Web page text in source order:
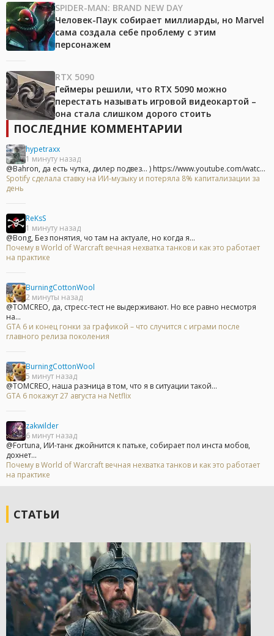
SPIDER-MAN: BRAND NEW DAY
Человек-Паук собирает миллиарды, но Marvel
сама создала себе проблему с этим
персонажем
RTX 5090
Геймеры решили, что RTX 5090 можно
перестать называть игровой видеокартой –
она стала слишком дорого стоить
ПОСЛЕДНИЕ КОММЕНТАРИИ
hypetraxx
1 минуту назад
@Bahron, да есть чутка, дилер подвез... ) https://www.youtube.com/watc...
Spotify сделала ставку на ИИ-музыку и потеряла 8% капитализации за
день
ReKsS
1 минуту назад
@Bong, Без понятия, чо там на актуале, но когда я...
Почему в World of Warcraft вечная нехватка танков и как это работает
на практике
BurningCottonWool
2 минуты назад
@TOMCREO, да, стресс-тест не выдерживают. Но все равно несмотря
на...
GTA 6 и конец гонки за графикой – что случится с играми после
главного релиза поколения
BurningCottonWool
5 минут назад
@TOMCREO, наша разница в том, что я в ситуации такой...
GTA 6 покажут 27 августа на Netflix
zakwilder
6 минут назад
@Fortuna, ИИ-танк джойнится к патьке, собирает пол инста мобов,
дохнет...
Почему в World of Warcraft вечная нехватка танков и как это работает
на практике
СТАТЬИ